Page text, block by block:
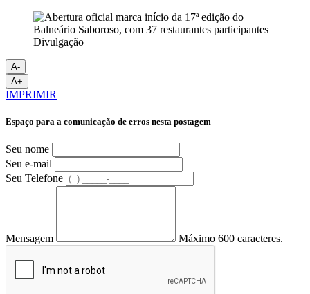
Divulgação
A-
A+
IMPRIMIR
Espaço para a comunicação de erros nesta postagem
Seu nome
Seu e-mail
Seu Telefone
Mensagem Máximo 600 caracteres.